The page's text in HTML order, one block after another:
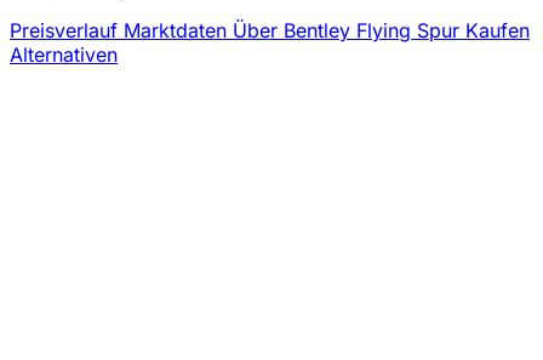
Preisverlauf Marktdaten Über Bentley Flying Spur Kaufen
Alternativen